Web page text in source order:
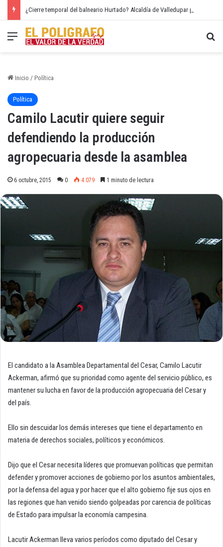
Menú
Inicio / Política
Política
Camilo Lacutir quiere seguir
defendiendo la producción
agropecuaria desde la asamblea
6 octubre, 2015 0 4.079 1 minuto de lectura
El candidato a la Asamblea Departamental del Cesar, Camilo Lacutir
Ackerman, afirmó que su prioridad como agente del servicio público, es
mantener su lucha en favor de la producción agropecuaria del Cesar y
del país.
Ello sin descuidar los demás intereses que tiene el departamento en
materia de derechos sociales, políticos y económicos.
Dijo que el Cesar necesita líderes que promuevan políticas que permitan
defender y promover acciones de gobierno por los asuntos ambientales,
por la defensa del agua y por hacer que el alto gobierno fije sus ojos en
las regiones que han venido siendo golpeadas por carencia de políticas
de Estado para impulsar la economía campesina.
Lacutir Ackerman lleva varios períodos como diputado del Cesar y